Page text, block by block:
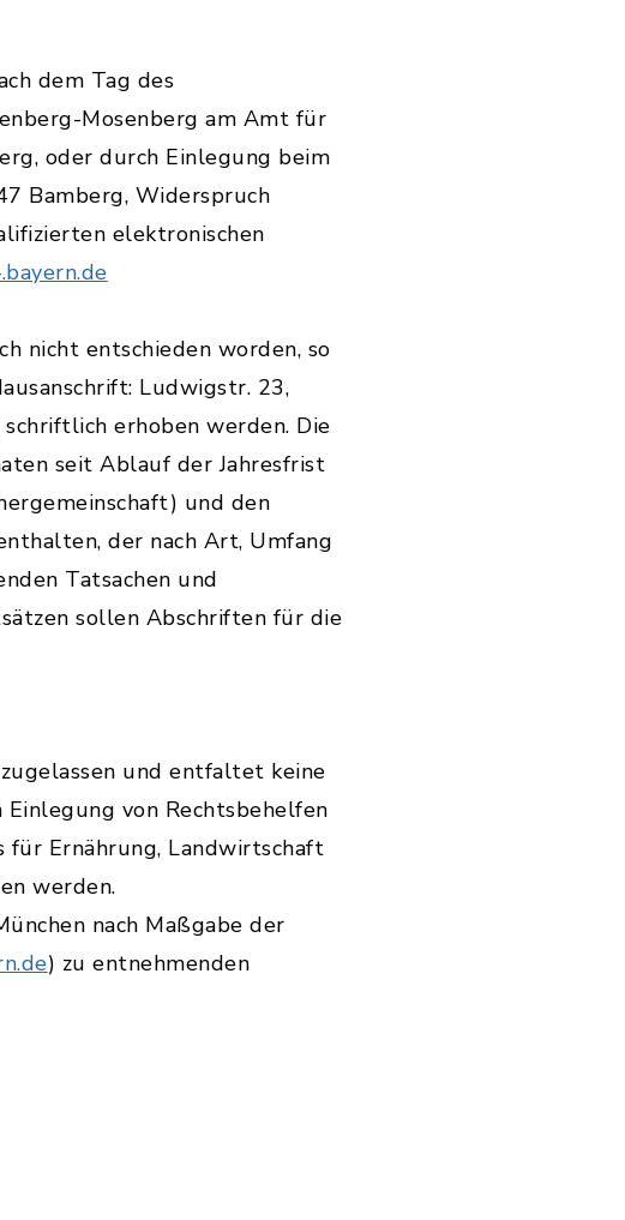
dem Tag des
Mosenberg am Amt für
oder durch Einlegung beim
Bamberg, Widerspruch
elektronischen
nicht entschieden worden, so
Ludwigstr. 23,
erhoben werden. Die
seit Ablauf der Jahresfrist
und den
der nach Art, Umfang
Tatsachen und
sollen Abschriften für die
und entfaltet keine
von Rechtsbehelfen
Ernährung, Landwirtschaft
werden.
nach Maßgabe der
) zu entnehmenden